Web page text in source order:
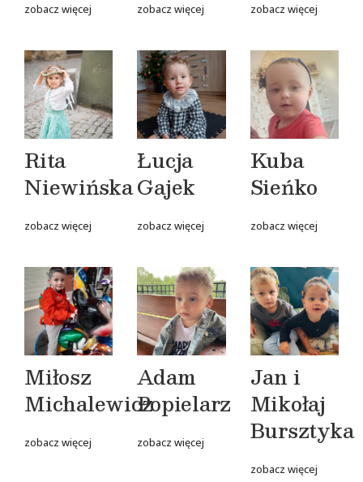
zobacz więcej zobacz więcej zobacz więcej
Rita
Niewińska
zobacz więcej
Łucja
Gajek
zobacz więcej
Kuba
Sieńko
zobacz więcej
Miłosz
Michalewicz
zobacz więcej
Adam
Popielarz
zobacz więcej
Jan i
Mikołaj
Bursztyka
zobacz więcej